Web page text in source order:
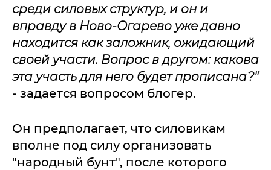
среди силовых структур, и он и
вправду в Ново-Огарево уже давно
находится как заложник, ожидающий
своей участи. Вопрос в другом: какова
эта участь для него будет прописана?"
- задается вопросом блогер.
Он предполагает, что силовикам
вполне под силу организовать
"народный бунт", после которого